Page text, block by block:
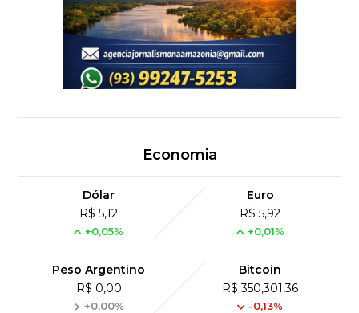
Economia
Dólar
R$ 5,12
+0,05%
Euro
R$ 5,92
+0,01%
Peso Argentino
R$ 0,00
+0,00%
Bitcoin
R$ 350,301,36
-0,13%